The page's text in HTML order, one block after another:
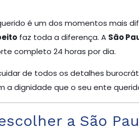
é um dos momentos mais
faz toda a diferença. A São
completo 24 horas por dia.
de todos os detalhes
a dignidade que o seu ente
a São